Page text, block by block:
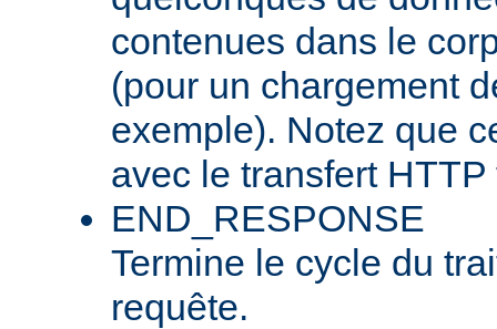
contenues dans le
(pour un chargement
exemple). Notez que
avec le transfert
END_RESPONSE
Termine le cycle du
requête.